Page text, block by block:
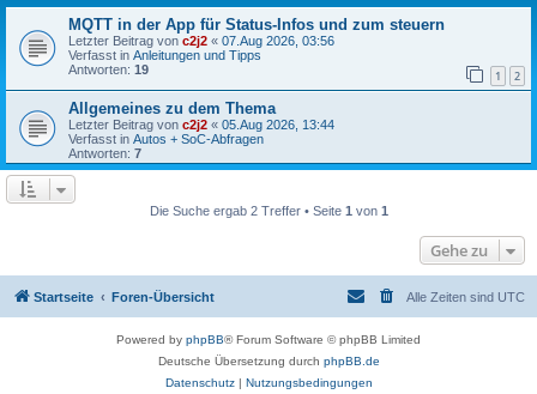
MQTT in der App für Status-Infos und zum steuern
Letzter Beitrag von c2j2 « 07.Aug 2026, 03:56
Verfasst in Anleitungen und Tipps
Antworten: 19 1 2
Allgemeines zu dem Thema
Letzter Beitrag von c2j2 « 05.Aug 2026, 13:44
Verfasst in Autos + SoC-Abfragen
Antworten: 7
Die Suche ergab 2 Treffer • Seite 1 von 1
Gehe zu
Startseite Foren-Übersicht Alle Zeiten sind UTC
Powered by phpBB® Forum Software © phpBB Limited
Deutsche Übersetzung durch phpBB.de
Datenschutz| Nutzungsbedingungen